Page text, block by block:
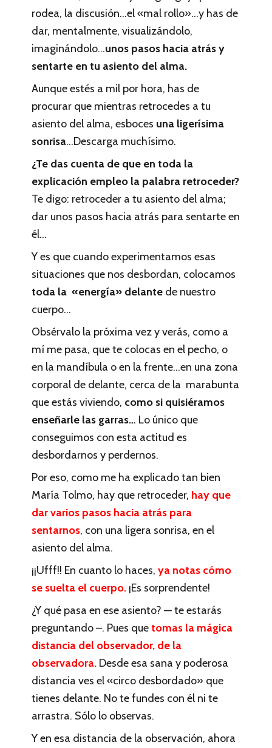
rodea, la discusión…el «mal rollo»…y has de
dar, mentalmente, visualizándolo,
imaginándolo…unos pasos hacia atrás y
sentarte en tu asiento del alma.
Aunque estés a mil por hora, has de
procurar que mientras retrocedes a tu
asiento del alma, esboces una ligerísima
sonrisa…Descarga muchísimo.
¿Te das cuenta de que en toda la
explicación empleo la palabra retroceder?
Te digo: retroceder a tu asiento del alma;
dar unos pasos hacia atrás para sentarte en
él…
Y es que cuando experimentamos esas
situaciones que nos desbordan, colocamos
toda la «energía» delante de nuestro
cuerpo…
Obsérvalo la próxima vez y verás, como a
mí me pasa, que te colocas en el pecho, o
en la mandíbula o en la frente…en una zona
corporal de delante, cerca de la marabunta
que estás viviendo, como si quisiéramos
enseñarle las garras… Lo único que
conseguimos con esta actitud es
desbordarnos y perdernos.
Por eso, como me ha explicado tan bien
María Tolmo, hay que retroceder, hay que
dar varios pasos hacia atrás para
sentarnos, con una ligera sonrisa, en el
asiento del alma.
¡¡Ufff!! En cuanto lo haces,ya notas cómo
se suelta el cuerpo. ¡Es sorprendente!
¿Y qué pasa en ese asiento? — te estarás
preguntando –. Pues quetomas la mágica
distancia del observador, de la
observadora. Desde esa sana y poderosa
distancia ves el «circo desbordado» que
tienes delante. No te fundes con él ni te
arrastra. Sólo lo observas.
Y en esa distancia de la observación, ahora